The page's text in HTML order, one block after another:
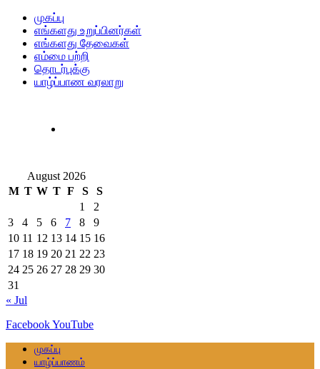
முகப்பு
எங்களது உறுப்பினர்கள்
எங்களது தேவைகள்
எம்மை பற்றி
தொடர்புக்கு
யாழ்ப்பாண வரலாறு
August 2026
M T W T F S
S
1
2
3
4 5 6 7 8
9
10 11 12 13 14 15 16
17 18 19 20 21 22 23
24 25 26 27 28 29 30
31
« Jul
FacebookYouTube
முகப்பு
யாழ்ப்பாணம்